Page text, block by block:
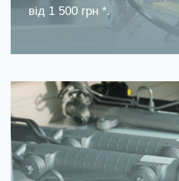
від 1 500 грн *.